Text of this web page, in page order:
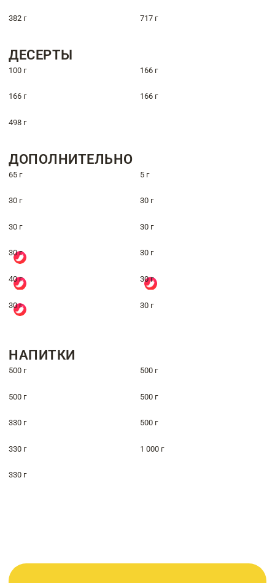
382 г 717 г
ДЕСЕРТЫ
100 г 166 г
166 г 166 г
498 г
ДОПОЛНИТЕЛЬНО
65 г 5 г
30 г 30 г
30 г 30 г
30 г 30 г
40 г 30 г
30 г 30 г
НАПИТКИ
500 г 500 г
500 г 500 г
330 г 500 г
330 г 1 000 г
330 г